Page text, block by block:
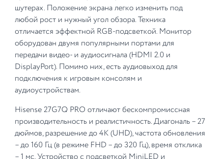
шутерах. Положение экрана легко изменить под
любой рост и нужный угол обзора. Техника
отличается эффектной RGB-подсветкой. Монитор
оборудован двумя популярными портами для
передачи видео- и аудиосигнала (HDMI 2.0 и
DisplayPort). Помимо них, есть аудиовыход для
подключения к игровым консолям и
аудиоустройствам.
Hisense 27G7Q PRO отличают бескомпромиссная
производительность и реалистичность. Диагональ – 27
дюймов, разрешение до 4K (UHD), частота обновления
– до 160 Гц (в режиме FHD – до 320 Гц), время отклика